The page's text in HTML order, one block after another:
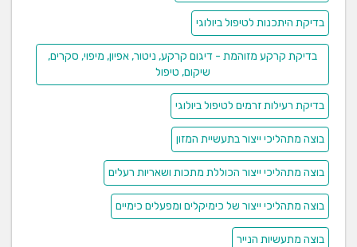
בדיקת היתכנות לטיפול ביולוגי
בדיקת קרקע מזוהמת - דיגום קרקע, ניטור, אפיון, מיפוי, סקרים,
שיקום, טיפול
בדיקת רעילות זרמים לטיפול ביולוגי
בוצה מתהליכי ייצור בתעשיית המזון
בוצה מתהליכי ייצור הכוללת מתכות ושאריות רעלים
בוצה מתהליכי ייצור של כימיקלים ומפעלים כימיים
בוצה מתעשיות הנייר